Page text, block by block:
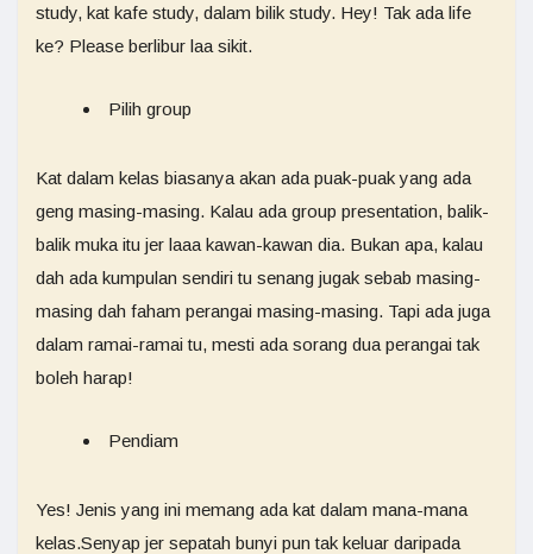
study, kat kafe study, dalam bilik study. Hey! Tak ada life
ke? Please berlibur laa sikit.
Pilih group
Kat dalam kelas biasanya akan ada puak-puak yang ada
geng masing-masing. Kalau ada group presentation, balik-
balik muka itu jer laaa kawan-kawan dia. Bukan apa, kalau
dah ada kumpulan sendiri tu senang jugak sebab masing-
masing dah faham perangai masing-masing. Tapi ada juga
dalam ramai-ramai tu, mesti ada sorang dua perangai tak
boleh harap!
Pendiam
Yes! Jenis yang ini memang ada kat dalam mana-mana
kelas.Senyap jer sepatah bunyi pun tak keluar daripada